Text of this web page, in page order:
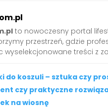
to nowoczesny portal
przestrzeń, gdzie
treści z
do koszuli – sztuka czy
czy praktyczne
na wiosnę